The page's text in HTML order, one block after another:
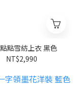
點雪紡上衣 黑色
NT$2,990